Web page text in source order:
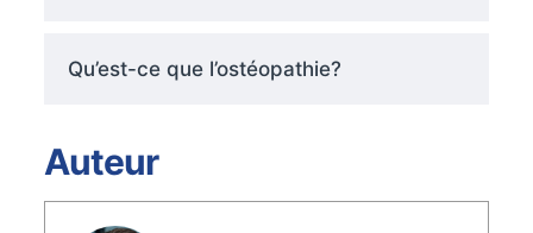
Qu’est-ce que l’ostéopathie?
Auteur